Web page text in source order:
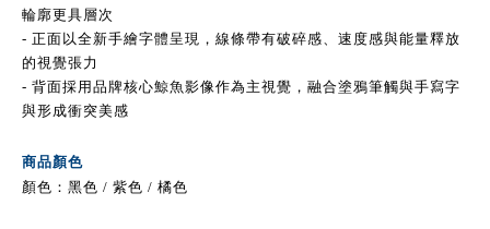
輪廓更具層次
- 正面以全新手繪字體呈現，線條帶有破碎感、速度感與能量釋放
的視覺張力
- 背面採用品牌核心鯨魚影像作為主視覺，融合塗鴉筆觸與手寫字
與形成衝突美感
商品顏色
顏色：黑色 / 紫色 / 橘色